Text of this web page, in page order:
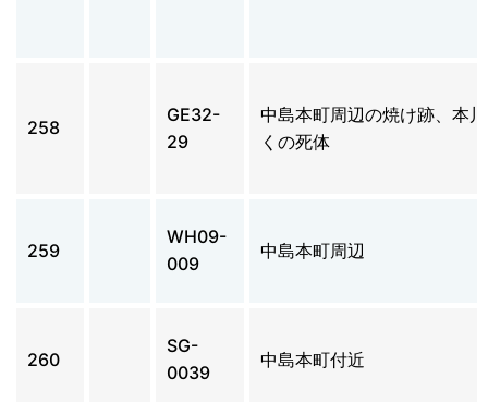
258
GE32-
29
中島本町周辺の焼け跡、本
くの死体
259
WH09-
009
中島本町周辺
260
SG-
0039
中島本町付近